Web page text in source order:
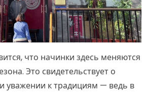
что начинки здесь меняются
Это свидетельствует о
уважении к традициям — ведь в